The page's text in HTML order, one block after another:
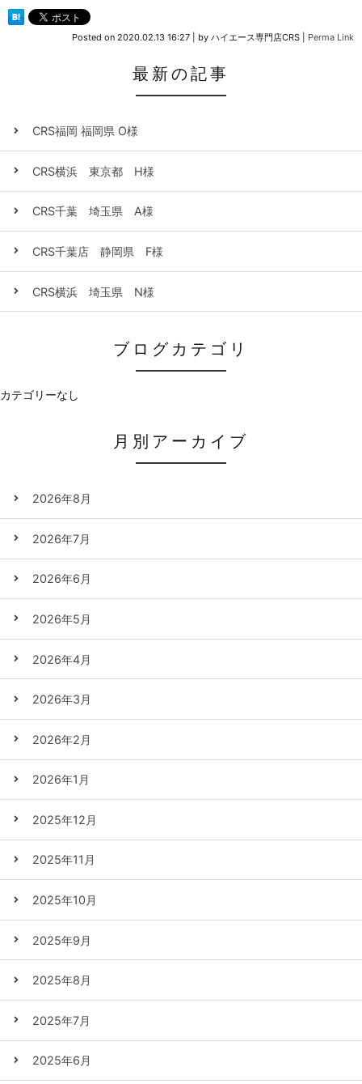
Posted on 2020.02.13 16:27 by ハイエース専門店CRS Perma Link
最新の記事
CRS福岡 福岡県 O様
CRS横浜 東京都 H様
CRS千葉 埼玉県 A様
CRS千葉店 静岡県 F様
CRS横浜 埼玉県 N様
ブログカテゴリ
カテゴリーなし
月別アーカイブ
2026年8月
2026年7月
2026年6月
2026年5月
2026年4月
2026年3月
2026年2月
2026年1月
2025年12月
2025年11月
2025年10月
2025年9月
2025年8月
2025年7月
2025年6月